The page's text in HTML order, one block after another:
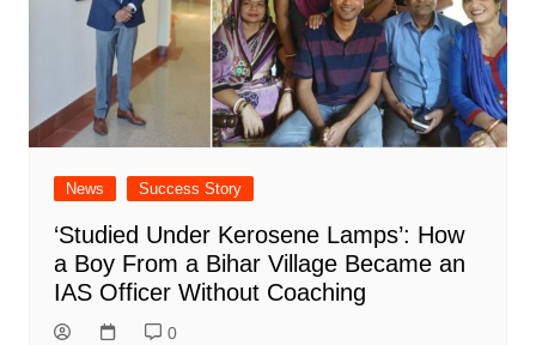
News Success Story
‘Studied Under Kerosene Lamps’: How
a Boy From a Bihar Village Became an
IAS Officer Without Coaching
0